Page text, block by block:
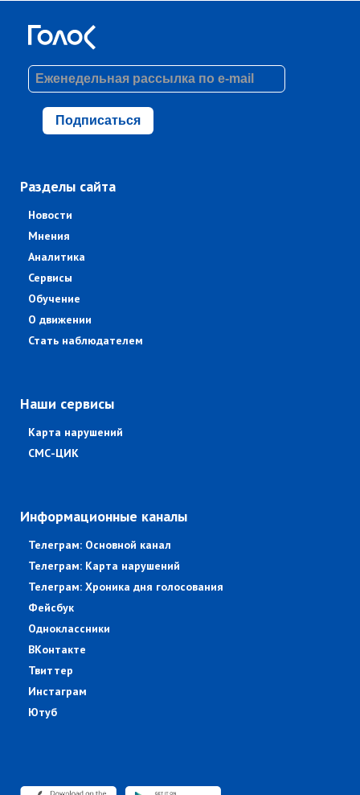
Подписаться
Разделы сайта
Новости
Мнения
Аналитика
Сервисы
Обучение
О движении
Стать наблюдателем
Наши сервисы
Карта нарушений
СМС-ЦИК
Информационные каналы
Телеграм: Основной канал
Телеграм: Карта нарушений
Телеграм: Хроника дня голосования
Фейсбук
Одноклассники
ВКонтакте
Твиттер
Инстаграм
Ютуб